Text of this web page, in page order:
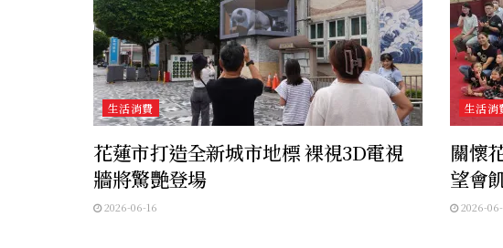
生活消費
花蓮市打造全新城市地標 裸視3D電視
牆將驚艷登場
2026-06-16
生活消
關懷
望會
2026-